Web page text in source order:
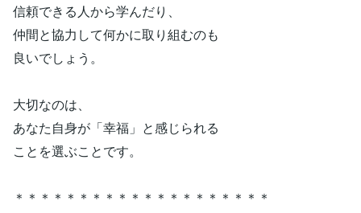
信頼できる人から学んだり、
仲間と協力して何かに取り組むのも
良いでしょう。
大切なのは、
あなた自身が「幸福」と感じられる
ことを選ぶことです。
＊＊＊＊＊＊＊＊＊＊＊＊＊＊＊＊＊＊＊＊